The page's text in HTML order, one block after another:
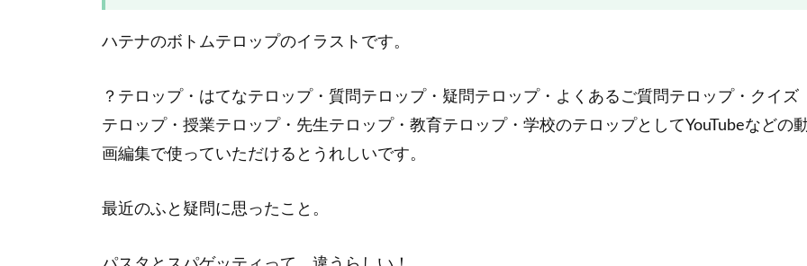
ハテナのボトムテロップのイラストです。
？テロップ・はてなテロップ・質問テロップ・疑問テロップ・よくあるご質問テロップ・クイズ
テロップ・授業テロップ・先生テロップ・教育テロップ・学校のテロップとしてYouTubeなどの
画編集で使っていただけるとうれしいです。
最近のふと疑問に思ったこと。